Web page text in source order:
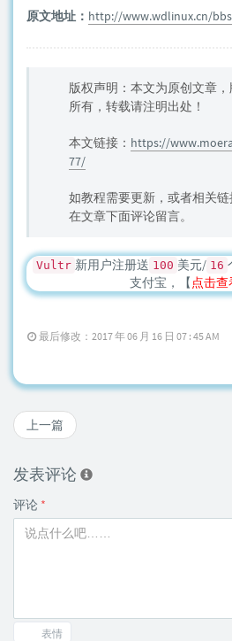
原文地址： http://www.wdlinux.cn/
版权声明：本文为原创文章
所有，转载请注明出处！
本文链接： https://
77/
如教程需要更新，或者相关链
在文章下面评论留言。
Vultr 新用户注册送 100 美元/ 16
支付宝，【 点击查
最后修改：2017 年 06 月 16 日 07 : 45 AM
上一篇
发表评论
评论 *
表情